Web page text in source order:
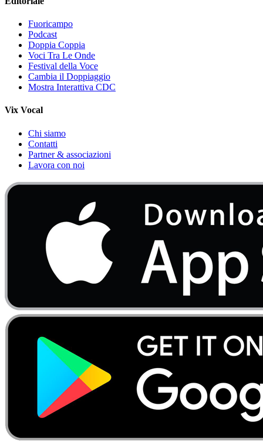
Fuoricampo
Podcast
Doppia Coppia
Voci Tra Le Onde
Festival della Voce
Cambia il Doppiaggio
Mostra Interattiva CDC
Vix Vocal
Chi siamo
Contatti
Partner & associazioni
Lavora con noi